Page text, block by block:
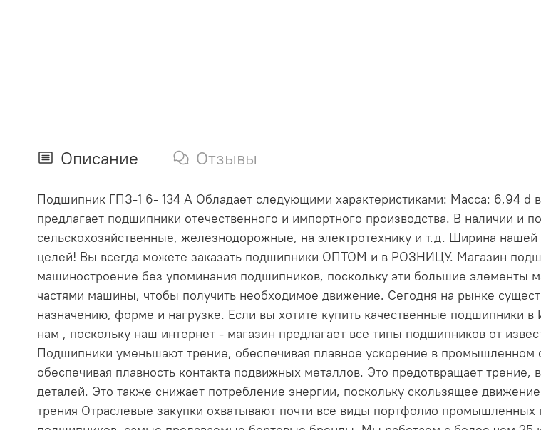
Описание Отзывы
Подшипник ГПЗ-1 6- 134 А Обладает следующими характеристиками: Масса: 6,94 d
предлагает подшипники отечественного и импортного производства. В наличии
сельскохозяйственные, железнодорожные, на электротехнику и т.д. Ширина
целей! Вы всегда можете заказать подшипники ОПТОМ и в РОЗНИЦУ. Магазин
машиностроение без упоминания подшипников, поскольку эти большие
частями машины, чтобы получить необходимое движение. Сегодня на рынке
назначению, форме и нагрузке. Если вы хотите купить качественные подшипники
нам , поскольку наш интернет - магазин предлагает все типы подшипников от
Подшипники уменьшают трение, обеспечивая плавное ускорение в промышленном
обеспечивая плавность контакта подвижных металлов. Это предотвращает
деталей. Это также снижает потребление энергии, поскольку скользящее
трения Отраслевые закупки охватывают почти все виды портфолио